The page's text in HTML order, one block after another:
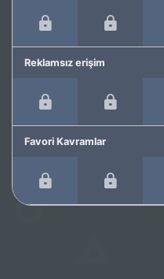
Reklamsız erişim
Favori Kavramlar